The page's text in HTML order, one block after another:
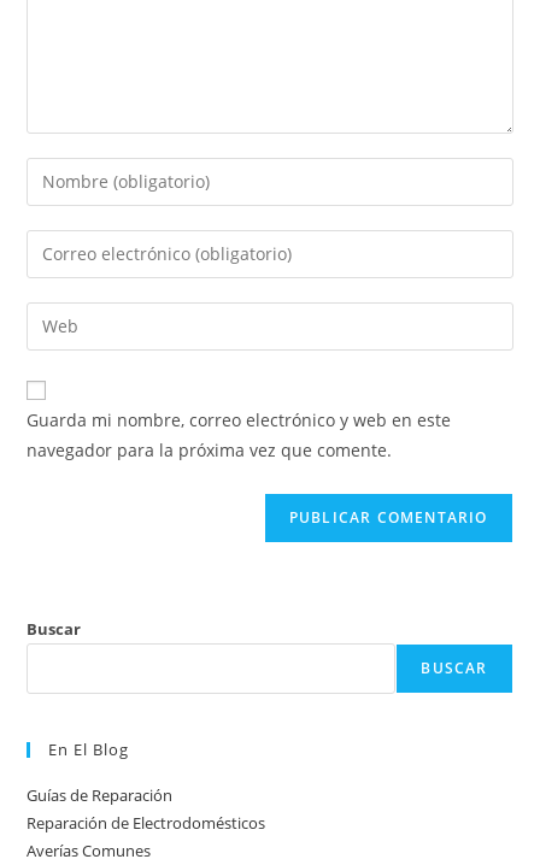
Introduce
tu
nombre
de
usuario
para
comentar
Introduce
tu
dirección
de
electrónico
para
comentar
Introduce
la
URL
de
Guarda mi nombre, correo electrónico y web en este
navegador para la próxima vez que comente.
Buscar
BUSCAR
En El Blog
Guías de Reparación
Reparación de Electrodomésticos
Averías Comunes